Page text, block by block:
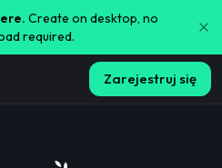
Create on desktop, no
required.
Zarejestruj się